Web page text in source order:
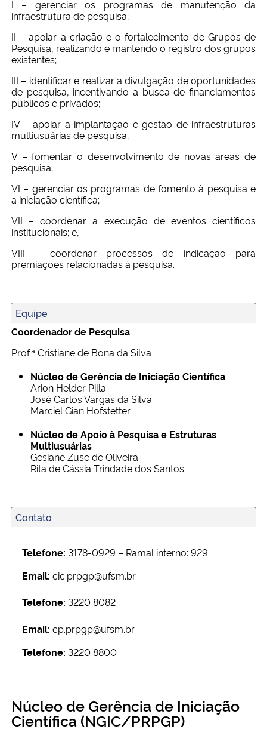
Ministério da Cidadania
Ministério da Saúde
Ministério da Ciência, Tecnologia, Inovações e Comunicações
Ministério do Meio Ambiente
Ministério do Turismo
Ministério do Desenvolvimento Regional
Controladoria-Geral da União
Ministério da Mulher, da Família e dos Direitos Humanos
Secretaria de Governo
Gabinete de Segurança Institucional
Advocacia-Geral da União
I – gerenciar os programas de manutenção da
infraestrutura de pesquisa;
II – apoiar a criação e o fortalecimento de Grupos de
Pesquisa, realizando e mantendo o registro dos grupos
existentes;
III – identificar e realizar a divulgação de oportunidades
de pesquisa, incentivando a busca de financiamentos
públicos e privados;
IV – apoiar a implantação e gestão de infraestruturas
multiusuárias de pesquisa;
V – fomentar o desenvolvimento de novas áreas de
pesquisa;
VI – gerenciar os programas de fomento à pesquisa e
a iniciação científica;
VII – coordenar a execução de eventos científicos
institucionais; e,
VIII – coordenar processos de indicação para
premiações relacionadas à pesquisa.
Equipe
Coordenador de Pesquisa
Prof.ª Cristiane de Bona da Silva
Núcleo de Gerência de Iniciação Científica
Arion Helder Pilla
José Carlos Vargas da Silva
Marciel Gian Hofstetter
Núcleo de Apoio à Pesquisa e Estruturas
Multiusuárias
Gesiane Zuse de Oliveira
Rita de Cássia Trindade dos Santos
Contato
Telefone: 3178-0929 – Ramal interno: 929
Email: cic.prpgp@ufsm.br
Telefone: 3220 8082
Email: cp.prpgp@ufsm.br
Telefone: 3220 8800
Núcleo de Gerência de Iniciação
Científica (NGIC/PRPGP)